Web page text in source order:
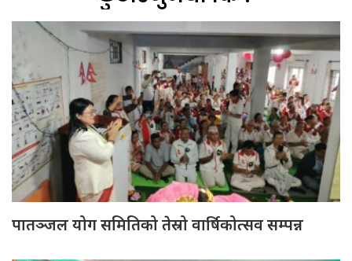
पातञ्जल योग समितिको तेस्रो वार्षिकोत्सव सम्पन्न